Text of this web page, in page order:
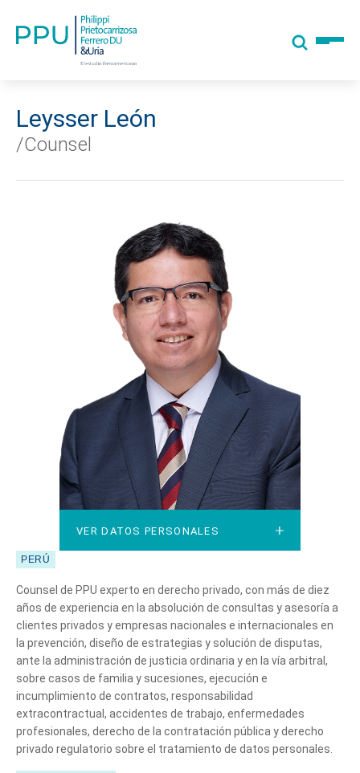
Leysser León
/Counsel
VER DATOS PERSONALES
VER DATOS PERSONALES
PERÚ
Counsel de PPU experto en derecho privado, con más de diez
años de experiencia en la absolución de consultas y asesoría a
clientes privados y empresas nacionales e internacionales en
la prevención, diseño de estrategias y solución de disputas,
ante la administración de justicia ordinaria y en la vía arbitral,
sobre casos de familia y sucesiones, ejecución e
incumplimiento de contratos, responsabilidad
extracontractual, accidentes de trabajo, enfermedades
profesionales, derecho de la contratación pública y derecho
privado regulatorio sobre el tratamiento de datos personales.